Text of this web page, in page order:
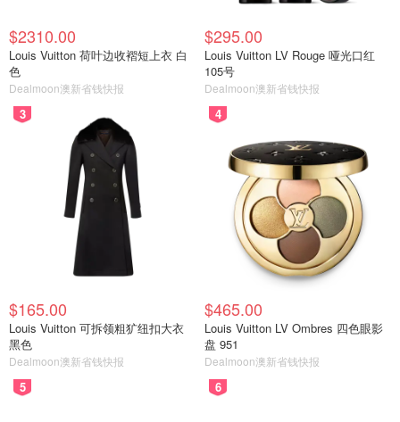
$2310.00
Louis Vuitton 荷叶边收褶短上衣 白
色
Dealmoon澳新省钱快报
$295.00
Louis Vuitton LV Rouge 哑光口红
105号
Dealmoon澳新省钱快报
3
$165.00
Louis Vuitton 可拆领粗犷纽扣大衣
黑色
Dealmoon澳新省钱快报
4
$465.00
Louis Vuitton LV Ombres 四色眼影
盘 951
Dealmoon澳新省钱快报
5 6